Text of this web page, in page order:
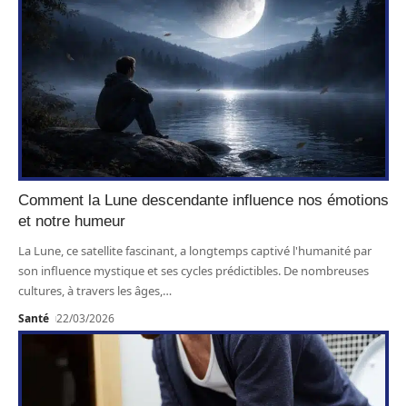
Comment la Lune descendante influence nos émotions
et notre humeur
La Lune, ce satellite fascinant, a longtemps captivé l'humanité par
son influence mystique et ses cycles prédictibles. De nombreuses
cultures, à travers les âges,…
Santé 22/03/2026